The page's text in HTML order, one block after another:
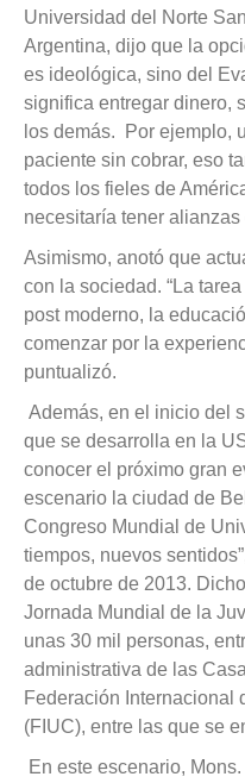
Universidad del Norte
Argentina, dijo que la
es ideológica, sino del
significa entregar dinero,
los demás. Por ejemplo,
paciente sin cobrar, eso
todos los fieles de
necesitaría tener alianzas
Asimismo, anotó que
con la sociedad. “La
post moderno, la
comenzar por la
puntualizó.
Además, en el inicio del
que se desarrolla en la
conocer el próximo gran
escenario la ciudad de
Congreso Mundial de
tiempos, nuevos
de octubre de 2013.
Jornada Mundial de la
unas 30 mil personas,
administrativa de las
Federación Internacional
(FIUC), entre las que se
En este escenario,